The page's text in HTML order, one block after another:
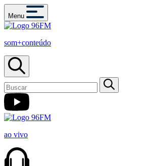
Menu
som+conteúdo
ao vivo